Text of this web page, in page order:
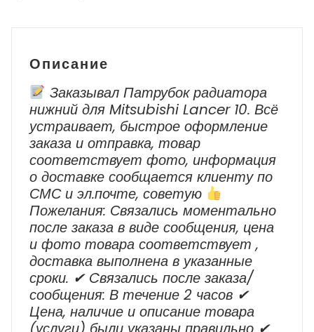
Описание
Заказывал Патрубок радиатора
нижний для Mitsubishi Lancer 10. Всё
устраивает, быстрое оформление
заказа и отправка, товар
соответствует фото, информация
о доставке сообщается клиенту по
СМС и эл.почте, советую
Пожелания: Связались моментально
после заказа в виде сообщения, цена
и фото товара соответствует ,
доставка выполнена в указанные
сроки. ✔ Cвязались после заказа/
сообщения: В течение 2 часов ✔
Цена, наличие и описание товара